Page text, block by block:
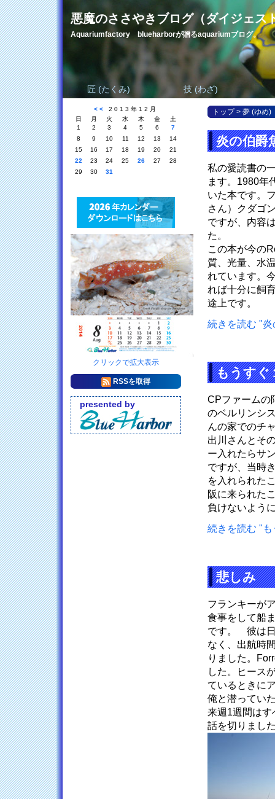
悪魔のささやきブログ（ダイジェス
Aquariumfactory blueharborが贈るaquariumブログ。
匠 (たくみ) 技 (わざ)
トップ> 夢 (ゆめ)
炎の伯爵
私の愛読書の
ます。1980年
いた本です。
さん）クダゴ
ですが、内容
た。
この本が今の
質、光量、水
れています。
れば十分に飼
途上です。
続きを読む "
もうすぐ
CPファームの
のベルリンシ
んの家でのチ
出川さんとそ
ー入れたらサ
ですが、当時
を入れられた
阪に来られた
負けないよう
続きを読む "
悲しみ
フランキーが
食事をして船
です。 彼は日
なく、出航時
りました。
した。ヒース
ているときに
俺と潜ってい
来週1週間はす
話を切りまし
<<
2013年12月
日
月 火 水 木 金
土
1
2 3 4 5 6
7
8
9 10 11 12 13
14
15
16 17 18 19 20
21
22
23 24 25 26 27
28
29
30 31
クリックで拡大表示
RSSを取得
presented by